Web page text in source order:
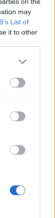
may
List of
it to other
siguiente
promueve la
de los